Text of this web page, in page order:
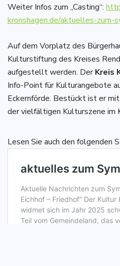
Weiter Infos zum „Casting“:
kronshagen.de/aktuelles-zum-
Auf dem Vorplatz des
Kulturstiftung des Kreises
aufgestellt werden. DerKreis
Info-Point für Kulturangebote
Eckernförde. Bestückt ist er
der vielfältigen Kulturszene im
Lesen Sie auch den folgenden